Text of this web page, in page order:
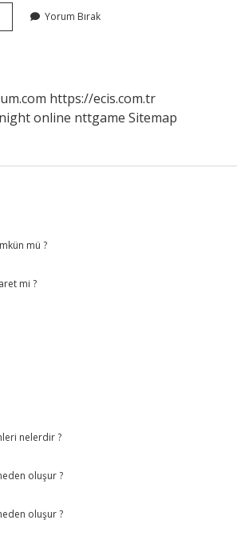
Aksöğüt
Yorum Bırak
https://ecis.com.tr
online nttgame Sitemap
mü ?
mi ?
nelerdir ?
oluşur ?
oluşur ?